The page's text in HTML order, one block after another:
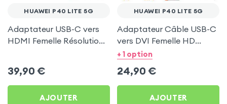
HUAWEI P40 LITE 5G
Adaptateur USB-C vers
HDMI Femelle Résolution
39,90 €
AJOUTER
HUAWEI P40 LITE 5G
Adaptateur Câble USB-C
vers DVI Femelle HD
1080P, 1.8m - LinQ pour
+ 1 option
24,90 €
AJOUTER